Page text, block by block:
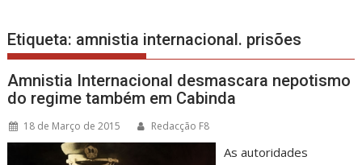
Etiqueta: amnistia internacional. prisões
Amnistia Internacional desmascara nepotismo
do regime também em Cabinda
18 de Março de 2015 Redacção F8
As autoridades